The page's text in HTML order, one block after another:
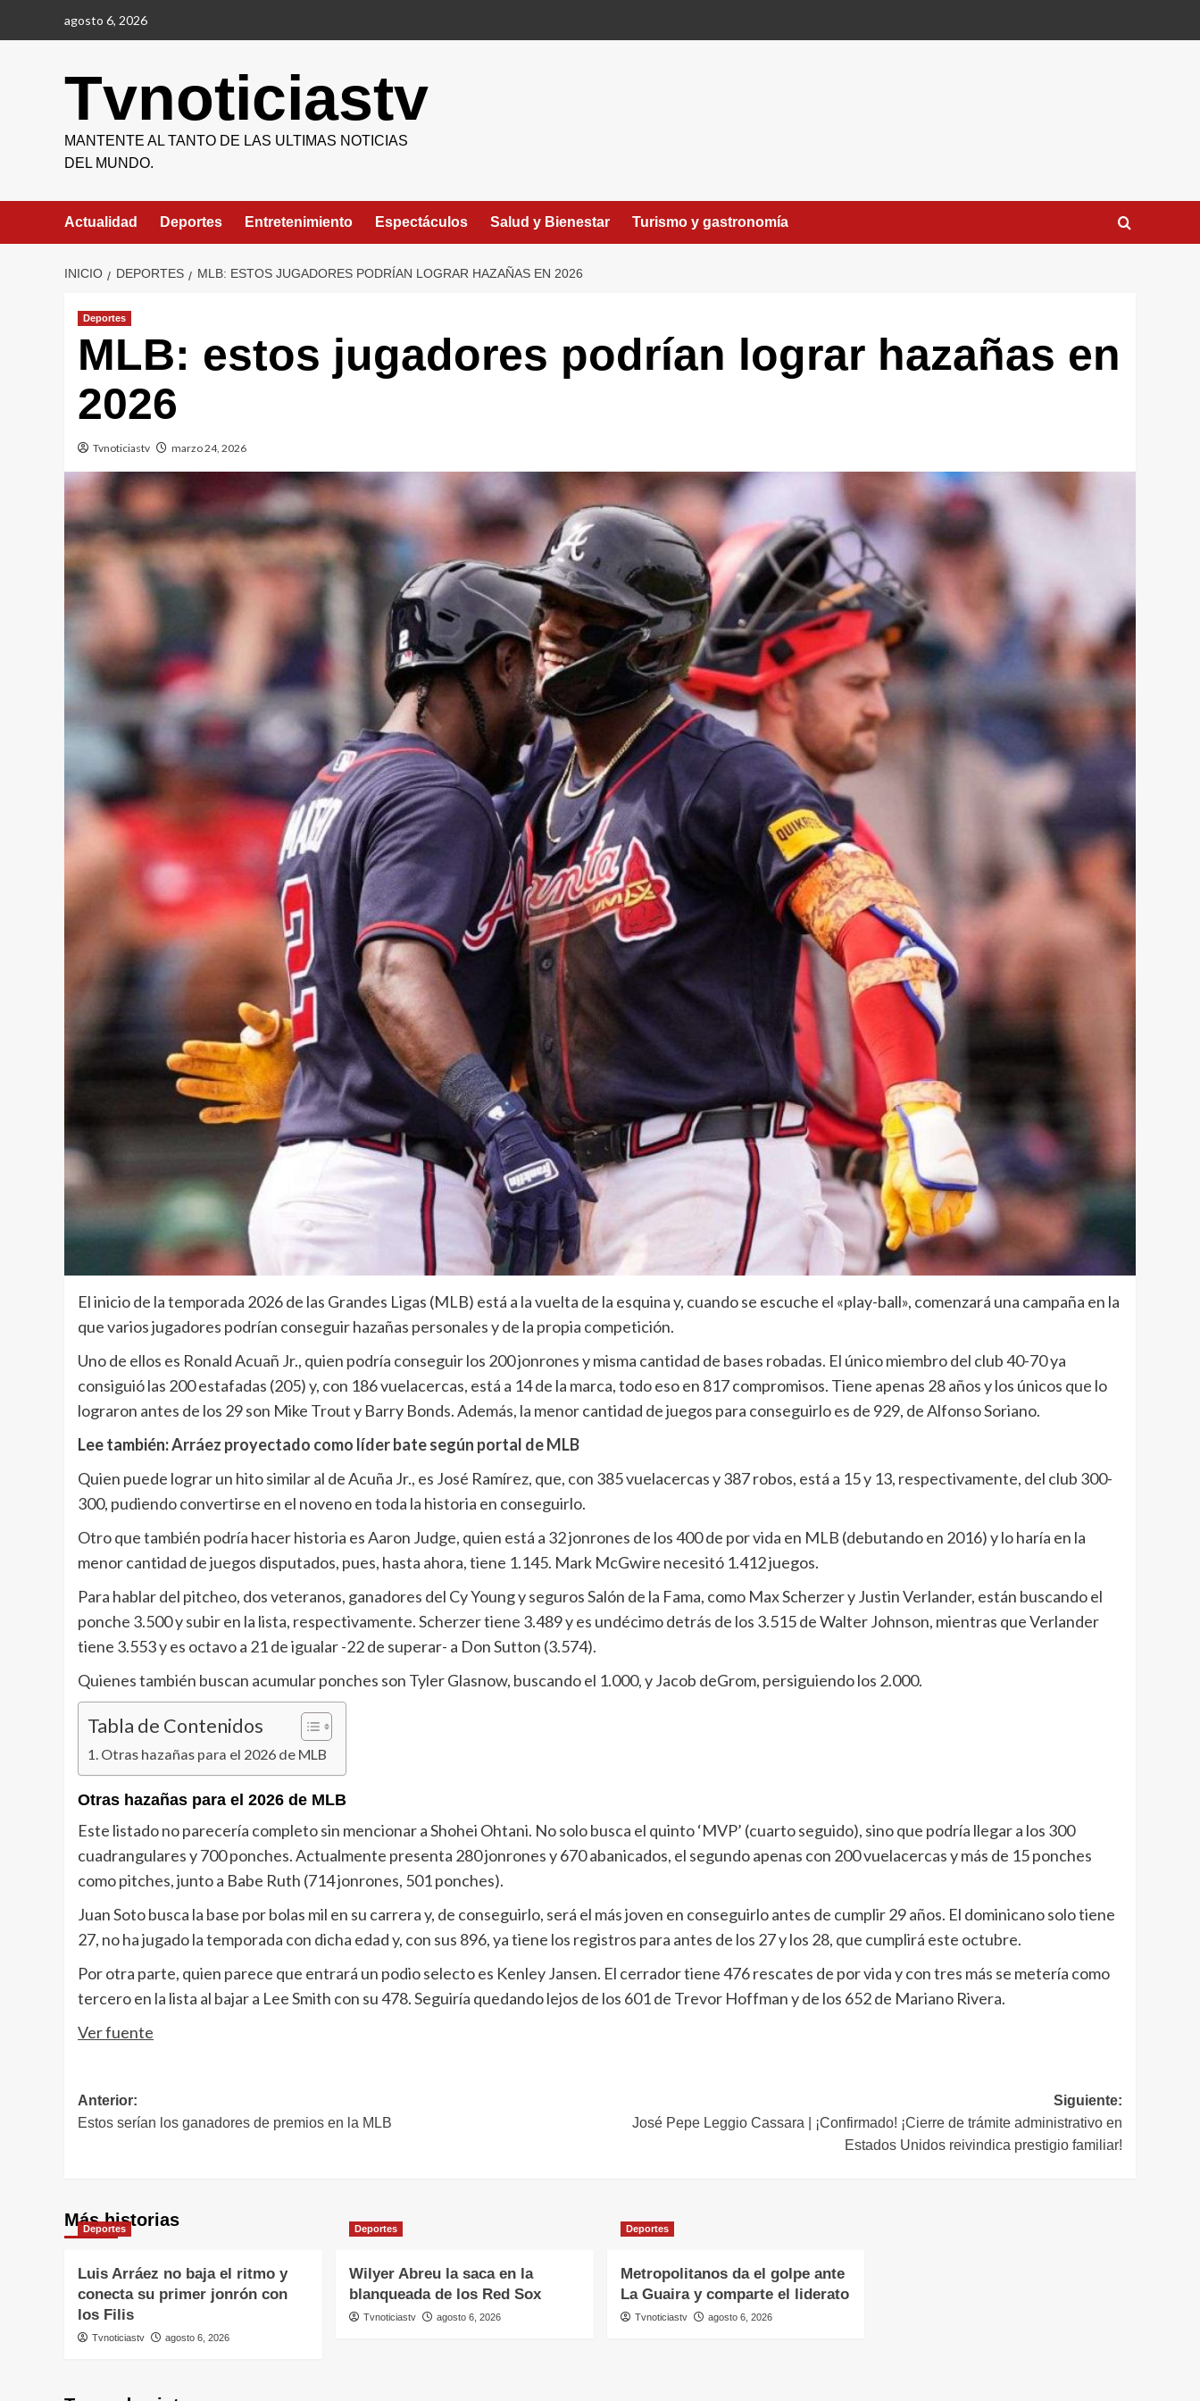
agosto 6, 2026
Tvnoticiastv
MANTENTE AL TANTO DE LAS ULTIMAS NOTICIAS
DEL MUNDO.
Actualidad Deportes Entretenimiento Espectáculos Salud y Bienestar Turismo y gastronomía
INICIO DEPORTES MLB: ESTOS JUGADORES PODRÍAN LOGRAR HAZAÑAS EN 2026
Deportes
MLB: estos jugadores podrían lograr hazañas en
2026
Tvnoticiastv marzo 24, 2026
El inicio de la temporada 2026 de las Grandes Ligas (MLB) está a la vuelta de la esquina y, cuando se escuche el «play-ball», comenzará una campaña en la
que varios jugadores podrían conseguir hazañas personales y de la propia competición.
Uno de ellos es Ronald Acuañ Jr., quien podría conseguir los 200 jonrones y misma cantidad de bases robadas. El único miembro del club 40-70 ya
consiguió las 200 estafadas (205) y, con 186 vuelacercas, está a 14 de la marca, todo eso en 817 compromisos. Tiene apenas 28 años y los únicos que lo
lograron antes de los 29 son Mike Trout y Barry Bonds. Además, la menor cantidad de juegos para conseguirlo es de 929, de Alfonso Soriano.
Lee también:Arráez proyectado como líder bate según portal de MLB
Quien puede lograr un hito similar al de Acuña Jr., es José Ramírez, que, con 385 vuelacercas y 387 robos, está a 15 y 13, respectivamente, del club 300-
300, pudiendo convertirse en el noveno en toda la historia en conseguirlo.
Otro que también podría hacer historia es Aaron Judge, quien está a 32 jonrones de los 400 de por vida en MLB (debutando en 2016) y lo haría en la
menor cantidad de juegos disputados, pues, hasta ahora, tiene 1.145. Mark McGwire necesitó 1.412 juegos.
Para hablar del pitcheo, dos veteranos, ganadores del Cy Young y seguros Salón de la Fama, como Max Scherzer y Justin Verlander, están buscando el
ponche 3.500 y subir en la lista, respectivamente. Scherzer tiene 3.489 y es undécimo detrás de los 3.515 de Walter Johnson, mientras que Verlander
tiene 3.553 y es octavo a 21 de igualar -22 de superar- a Don Sutton (3.574).
Quienes también buscan acumular ponches son Tyler Glasnow, buscando el 1.000, y Jacob deGrom, persiguiendo los 2.000.
Tabla de Contenidos
Otras hazañas para el 2026 de MLB
Otras hazañas para el 2026 de MLB
Este listado no parecería completo sin mencionar a Shohei Ohtani. No solo busca el quinto ‘MVP’ (cuarto seguido), sino que podría llegar a los 300
cuadrangulares y 700 ponches. Actualmente presenta 280 jonrones y 670 abanicados, el segundo apenas con 200 vuelacercas y más de 15 ponches
como pitches, junto a Babe Ruth (714 jonrones, 501 ponches).
Juan Soto busca la base por bolas mil en su carrera y, de conseguirlo, será el más joven en conseguirlo antes de cumplir 29 años. El dominicano solo tiene
27, no ha jugado la temporada con dicha edad y, con sus 896, ya tiene los registros para antes de los 27 y los 28, que cumplirá este octubre.
Por otra parte, quien parece que entrará un podio selecto es Kenley Jansen. El cerrador tiene 476 rescates de por vida y con tres más se metería como
tercero en la lista al bajar a Lee Smith con su 478. Seguiría quedando lejos de los 601 de Trevor Hoffman y de los 652 de Mariano Rivera.
Ver fuente
Navegación
de
Anterior:
Estos serían los ganadores de premios en la MLB
Siguiente:
José Pepe Leggio Cassara | ¡Confirmado! ¡Cierre de trámite administrativo en
Estados Unidos reivindica prestigio familiar!
Más historias
Deportes
Luis Arráez no baja el ritmo y
conecta su primer jonrón con
los Filis
Tvnoticiastv agosto 6, 2026
Deportes
Wilyer Abreu la saca en la
blanqueada de los Red Sox
Tvnoticiastv agosto 6, 2026
Deportes
Metropolitanos da el golpe ante
La Guaira y comparte el liderato
Tvnoticiastv agosto 6, 2026